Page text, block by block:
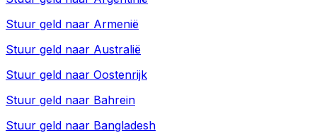
Stuur geld naar Armenië
Stuur geld naar Australië
Stuur geld naar Oostenrijk
Stuur geld naar Bahrein
Stuur geld naar Bangladesh